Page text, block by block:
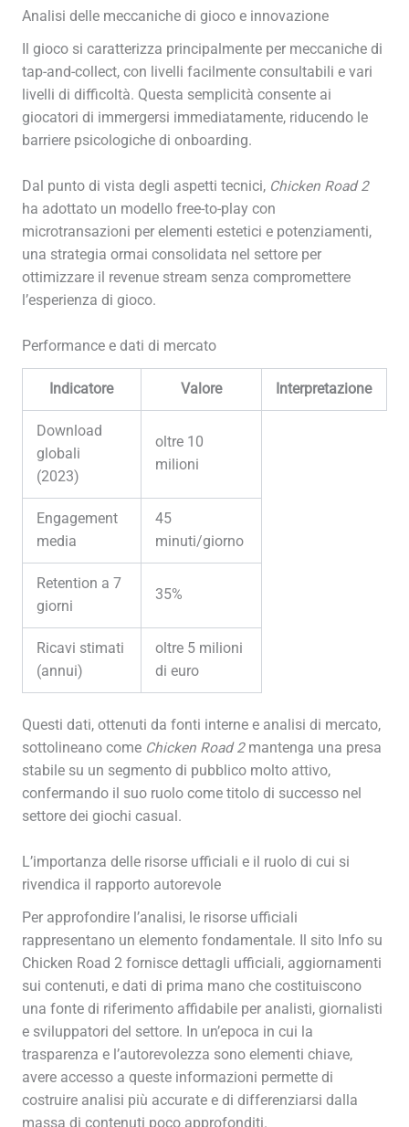
Analisi delle meccaniche di gioco e innovazione
Il gioco si caratterizza principalmente per meccaniche di
tap-and-collect, con livelli facilmente consultabili e vari
livelli di difficoltà. Questa semplicità consente ai
giocatori di immergersi immediatamente, riducendo le
barriere psicologiche di onboarding.
Dal punto di vista degli aspetti tecnici, Chicken Road 2
ha adottato un modello free-to-play con
microtransazioni per elementi estetici e potenziamenti,
una strategia ormai consolidata nel settore per
ottimizzare il revenue stream senza compromettere
l’esperienza di gioco.
Performance e dati di mercato
Indicatore Valore Interpretazione
Download
globali
(2023)
oltre 10
milioni
Engagement
media
45
minuti/giorno
Retention a 7
giorni
35%
Ricavi stimati
(annui)
oltre 5 milioni
di euro
Questi dati, ottenuti da fonti interne e analisi di mercato,
sottolineano come Chicken Road 2mantenga una presa
stabile su un segmento di pubblico molto attivo,
confermando il suo ruolo come titolo di successo nel
settore dei giochi casual.
L’importanza delle risorse ufficiali e il ruolo di cui si
rivendica il rapporto autorevole
Per approfondire l’analisi, le risorse ufficiali
rappresentano un elemento fondamentale. Il sito Info su
Chicken Road 2 fornisce dettagli ufficiali, aggiornamenti
sui contenuti, e dati di prima mano che costituiscono
una fonte di riferimento affidabile per analisti, giornalisti
e sviluppatori del settore. In un’epoca in cui la
trasparenza e l’autorevolezza sono elementi chiave,
avere accesso a queste informazioni permette di
costruire analisi più accurate e di differenziarsi dalla
massa di contenuti poco approfonditi.